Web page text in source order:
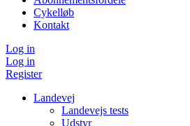
Cykelløb
Kontakt
Log in
Log in
Register
Landevej
Landevejs tests
Udstyr